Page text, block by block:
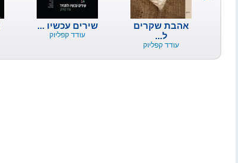
שירים עכשיו ...
עודד קפליוק
אהבת שקרים
ל...
עודד קפליוק